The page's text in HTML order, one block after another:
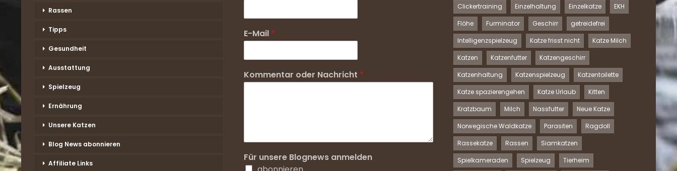
Rassen
Tipps
Gesundheit
Ausstattung
Spielzeug
Ernährung
Unsere Katzen
Blog News abonnieren
Affiliate Links
E-Mail *
Kommentar oder Nachricht *
Für unsere Blognews anmelden
Clickertraining
Einzelhaltung Einzelkatze
EKH
Flöhe
Furminator Geschirr
getreidefrei
Intelligenzspielzeug
Katze frisst nicht
Katze Milch
Katzen
Katzenfutter
Katzengeschirr
Katzenhaltung
Katzenspielzeug
Katzentoilette
Katze spazierengehen
Katze Urlaub
Kitten
Kratzbaum
Milch Nassfutter
Neue Katze
Norwegische Waldkatze
Parasiten
Ragdoll
Rassekatze
Rassen
Siamkatzen
Spielkameraden
Spielzeug Tierheim